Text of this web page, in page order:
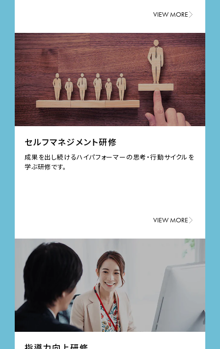
VIEW MORE
セルフマネジメント研修
成果を出し続けるハイパフォーマーの思考・行動サイクルを
学ぶ研修です。
VIEW MORE